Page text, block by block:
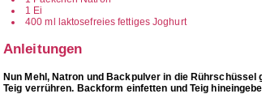
1 Ei
400 ml laktosefreies fettiges Joghurt
Anleitungen
Nun Mehl, Natron und Backpulver in die
Teig verrühren. Backform einfetten und Teig